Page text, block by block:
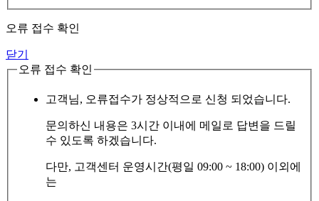
오류 접수 확인
닫기
오류 접수 확인
고객님, 오류접수가 정상적으로 신청 되었습니다.
문의하신 내용은 3시간 이내에 메일로 답변을 드릴
수 있도록 하겠습니다.
다만, 고객센터 운영시간(평일 09:00 ~ 18:00) 이외에
는